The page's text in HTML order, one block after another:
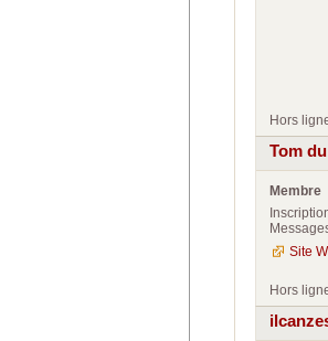
Hors
Tom
Membre
Site
Hors